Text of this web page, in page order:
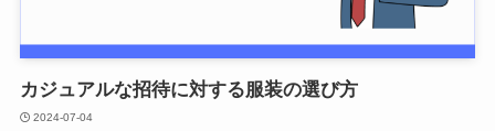
カジュアルな招待に対する服装の選び方
2024-07-04